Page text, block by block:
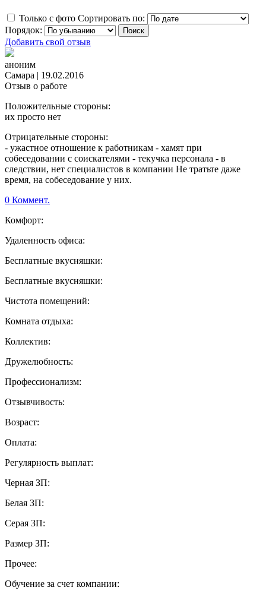
Только с фото Сортировать по:
Порядок:
Добавить свой отзыв
аноним
Самара | 19.02.2016
Отзыв о работе
Положительные стороны:
их просто нет
Отрицательные стороны:
- ужастное отношение к работникам - хамят при
собеседовании с соискателями - текучка персонала - в
следствии, нет специалистов в компании Не тратьте даже
время, на собеседование у них.
0 Коммент.
Комфорт:
Удаленность офиса:
Бесплатные вкусняшки:
Бесплатные вкусняшки:
Чистота помещений:
Комната отдыха:
Коллектив:
Дружелюбность:
Профессионализм:
Отзывчивость:
Возраст:
Оплата:
Регулярность выплат:
Черная ЗП:
Белая ЗП:
Серая ЗП:
Размер ЗП:
Прочее:
Обучение за счет компании: